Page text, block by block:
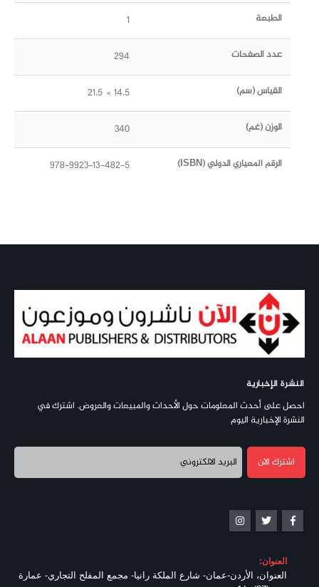
الطبعة 1
عدد الصفحات 294
القياس (سم) 14.5 × 21.5
الوزن (غم) 340
الرقم المعياري الدولي (ISBN) 978-9923-13-482-5
النشرة الإخبارية
احصل على أحدث المعلومات حول الأحداث والمبيعات والعروض. اشترك في
النشرة الإخبارية اليوم
العنوان:
العنوان، الأردن-عمان- شارع الملكة رانيا- مجمع المفلح التجاري- عمارة